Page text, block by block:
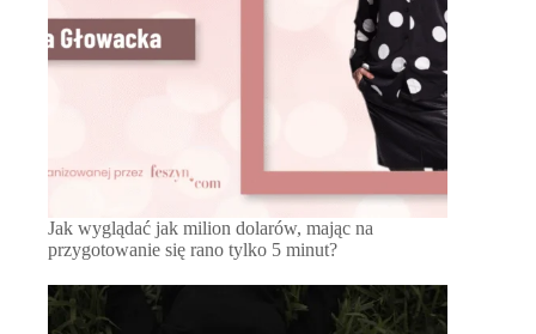
Jak wyglądać jak milion dolarów, mając na
przygotowanie się rano tylko 5 minut?